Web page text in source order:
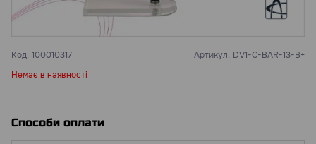
Код: 100010317 Артикул: DV1-C-BAR-13-B+
Немає в наявності
Способи оплати